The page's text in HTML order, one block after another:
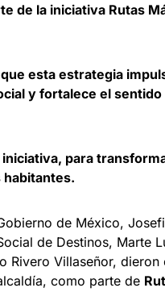
de la iniciativa Rutas
esta estrategia
y fortalece el sentido
para
habitantes.
de México,
de Destinos, Marte
Rivero Villaseñor, dieron
como parte de